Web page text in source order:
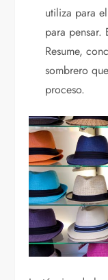
utiliza para
para pensar.
Resume,
sombrero
proceso.